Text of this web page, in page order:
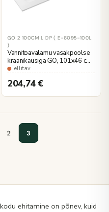
GO 2 100CM L DP ( E-8095-100L
)
Vannitoavalamu vasakpoolse
kraanikausiga GO, 101x46 cm,
valge keraamika
Tellitav
204,74€
2 3
ehitamine on põnev, kuid